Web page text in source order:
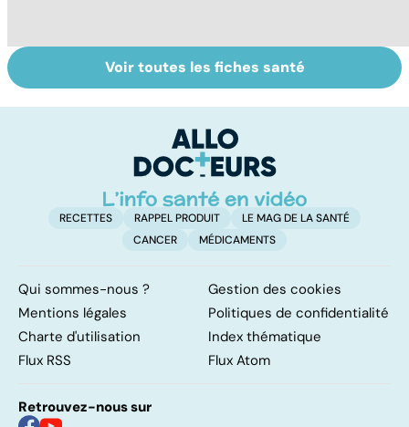
Tout savoir sur
les infections
Inflammation des
amygdales : que
d'angine ?
Voir toutes les fiches santé
RECETTES RAPPEL PRODUIT
LE MAG DE LA SANTÉ
CANCER
MÉDICAMENTS
Qui sommes-nous ?
Gestion des cookies
Mentions légales
Politiques de confidentialité
Charte d'utilisation
Index thématique
Flux RSS
Flux Atom
Retrouvez-nous sur